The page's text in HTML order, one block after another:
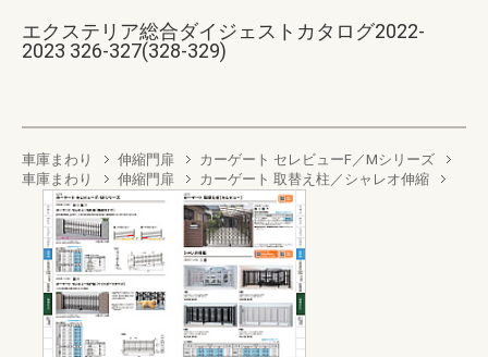
エクステリア総合ダイジェストカタログ2022-
2023 326-327(328-329)
車庫まわり 伸縮門扉
カーゲート セレビューF／Mシリーズ
車庫まわり
伸縮門扉 カーゲート 取替え柱／シャレオ伸縮